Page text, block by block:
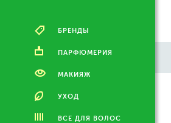
БРЕНДЫ
ПАРФЮМЕРИЯ
МАКИЯЖ
УХОД
ВСЕ ДЛЯ ВОЛОС